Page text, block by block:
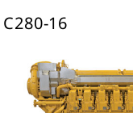
C280-16